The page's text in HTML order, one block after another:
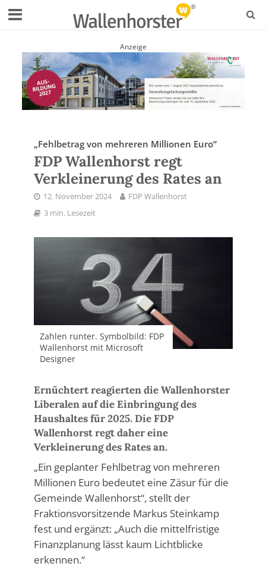
Anzeige
„Fehlbetrag von mehreren Millionen Euro“
FDP Wallenhorst regt
Verkleinerung des Rates an
12. November 2024
FDP Wallenhorst
3 min. Lesezeit
Zahlen runter. Symbolbild: FDP
Wallenhorst mit Microsoft
Designer
Ernüchtert reagierten die Wallenhorster
Liberalen auf die Einbringung des
Haushaltes für 2025. Die FDP
Wallenhorst regt daher eine
Verkleinerung des Rates an.
„Ein geplanter Fehlbetrag von mehreren
Millionen Euro bedeutet eine Zäsur für die
Gemeinde Wallenhorst“, stellt der
Fraktionsvorsitzende Markus Steinkamp
fest und ergänzt: „Auch die mittelfristige
Finanzplanung lässt kaum Lichtblicke
erkennen.“